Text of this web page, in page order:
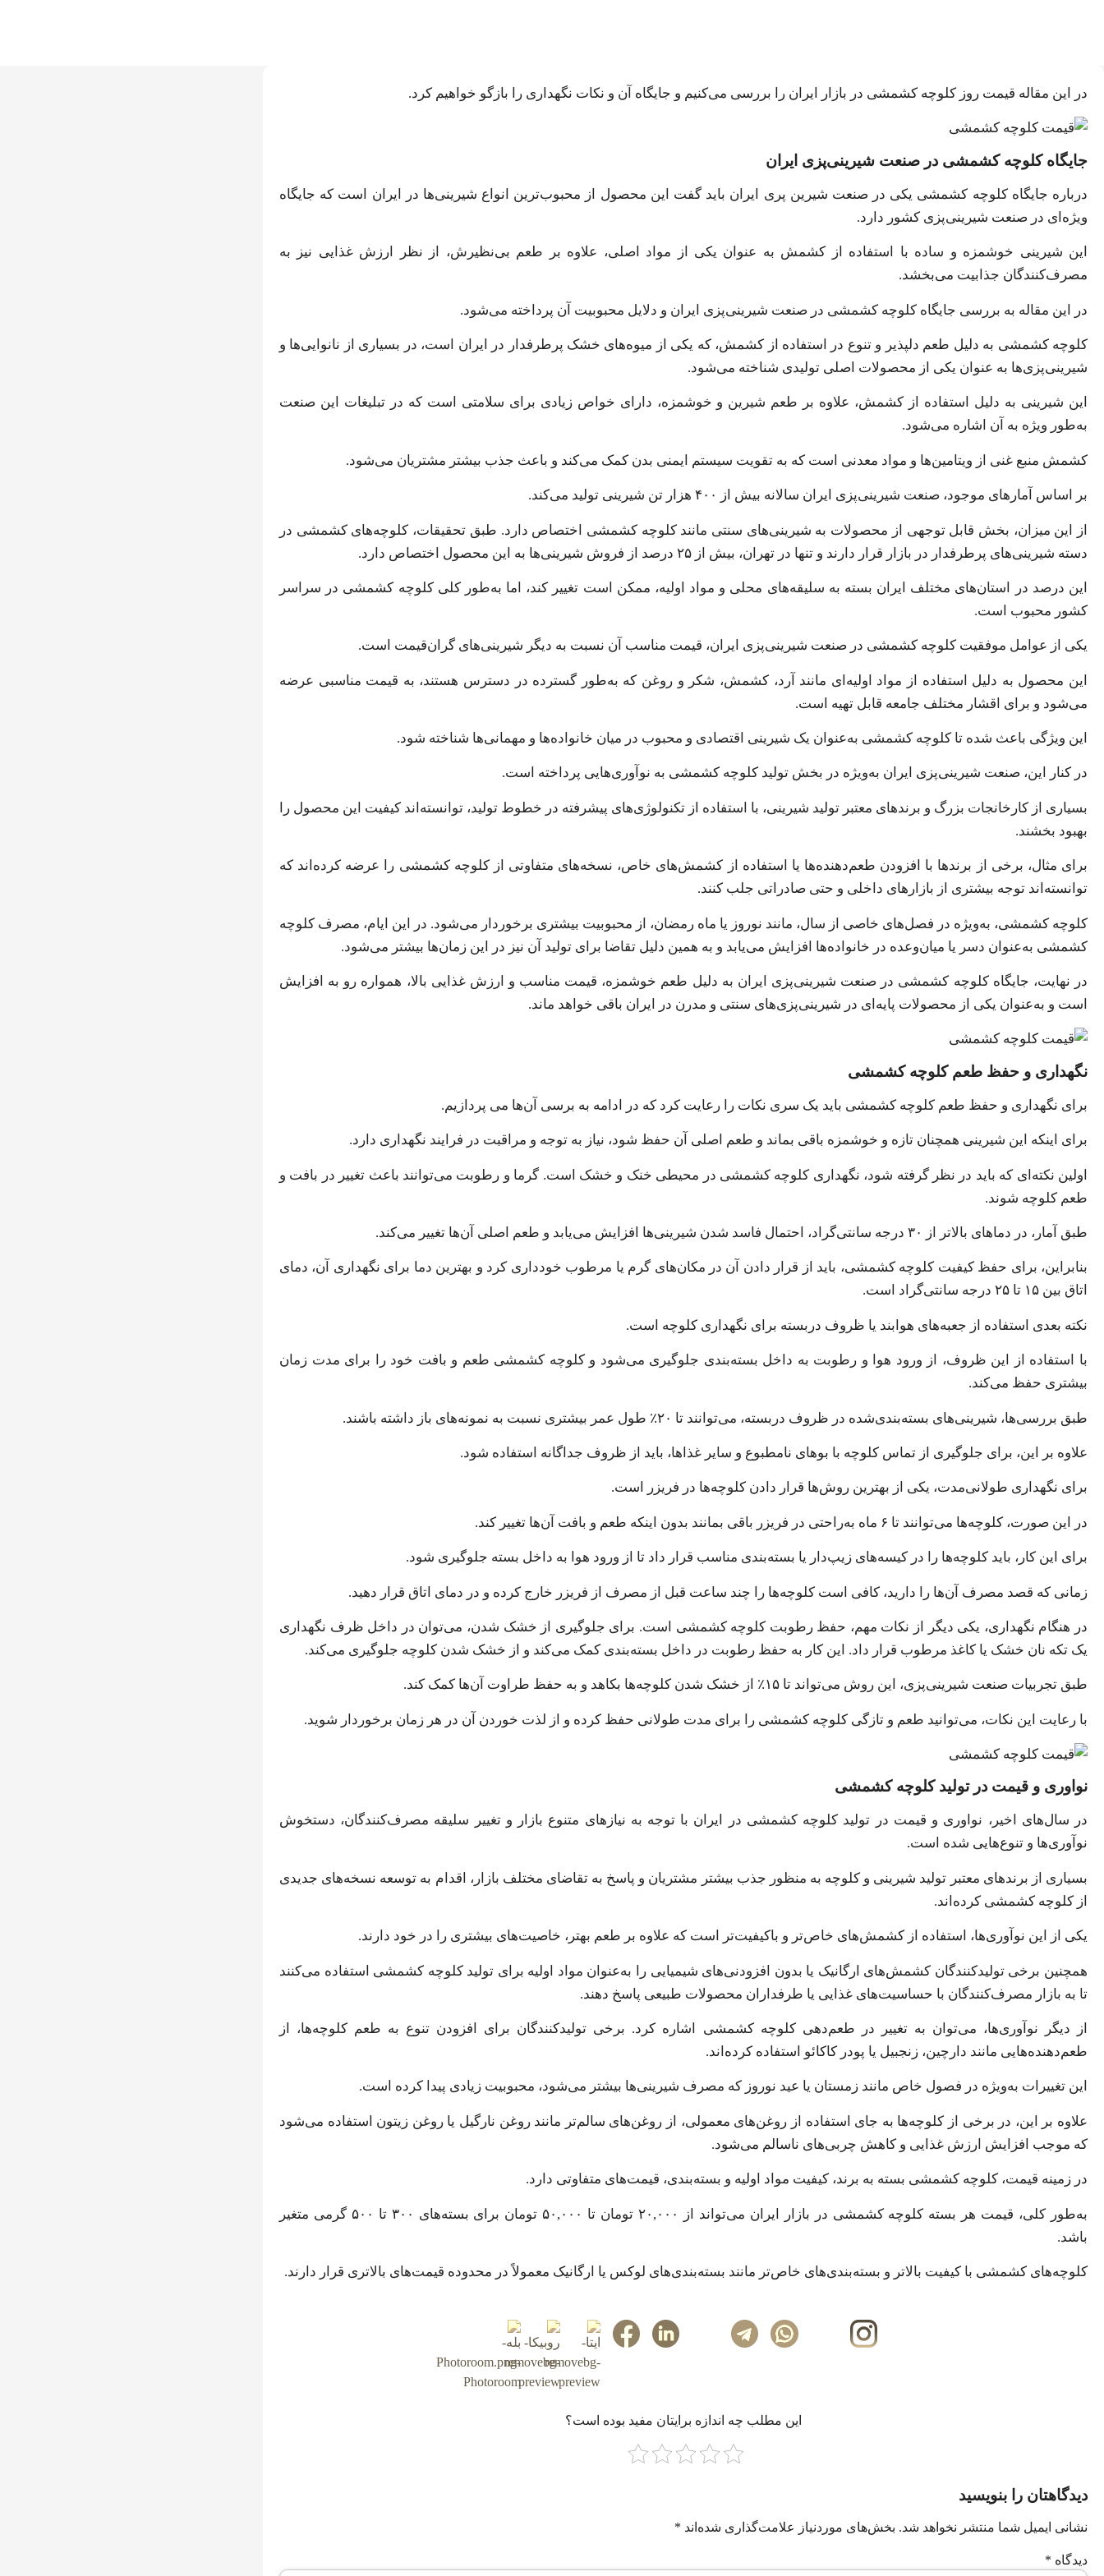
در این مقاله قیمت روز کلوچه کشمشی در بازار ایران را بررسی می‌کنیم و جایگاه آن و نکات نگهداری را بازگو خواهیم کرد.
جایگاه کلوچه کشمشی در صنعت شیرینی‌پزی ایران
درباره جایگاه کلوچه کشمشی یکی در صنعت شیرین پری ایران باید گفت این محصول از محبوب‌ترین انواع شیرینی‌ها در ایران است که جایگاه
ویژه‌ای در صنعت شیرینی‌پزی کشور دارد.
این شیرینی خوشمزه و ساده با استفاده از کشمش به عنوان یکی از مواد اصلی، علاوه بر طعم بی‌نظیرش، از نظر ارزش غذایی نیز به
مصرف‌کنندگان جذابیت می‌بخشد.
در این مقاله به بررسی جایگاه کلوچه کشمشی در صنعت شیرینی‌پزی ایران و دلایل محبوبیت آن پرداخته می‌شود.
کلوچه کشمشی به دلیل طعم دلپذیر و تنوع در استفاده از کشمش، که یکی از میوه‌های خشک پرطرفدار در ایران است، در بسیاری از نانوایی‌ها و
شیرینی‌پزی‌ها به عنوان یکی از محصولات اصلی تولیدی شناخته می‌شود.
این شیرینی به دلیل استفاده از کشمش، علاوه بر طعم شیرین و خوشمزه، دارای خواص زیادی برای سلامتی است که در تبلیغات این صنعت
به‌طور ویژه به آن اشاره می‌شود.
کشمش منبع غنی از ویتامین‌ها و مواد معدنی است که به تقویت سیستم ایمنی بدن کمک می‌کند و باعث جذب بیشتر مشتریان می‌شود.
بر اساس آمارهای موجود، صنعت شیرینی‌پزی ایران سالانه بیش از ۴۰۰ هزار تن شیرینی تولید می‌کند.
از این میزان، بخش قابل توجهی از محصولات به شیرینی‌های سنتی مانند کلوچه کشمشی اختصاص دارد. طبق تحقیقات، کلوچه‌های کشمشی در
دسته شیرینی‌های پرطرفدار در بازار قرار دارند و تنها در تهران، بیش از ۲۵ درصد از فروش شیرینی‌ها به این محصول اختصاص دارد.
این درصد در استان‌های مختلف ایران بسته به سلیقه‌های محلی و مواد اولیه، ممکن است تغییر کند، اما به‌طور کلی کلوچه کشمشی در سراسر
کشور محبوب است.
یکی از عوامل موفقیت کلوچه کشمشی در صنعت شیرینی‌پزی ایران، قیمت مناسب آن نسبت به دیگر شیرینی‌های گران‌قیمت است.
این محصول به دلیل استفاده از مواد اولیه‌ای مانند آرد، کشمش، شکر و روغن که به‌طور گسترده در دسترس هستند، به قیمت مناسبی عرضه
می‌شود و برای اقشار مختلف جامعه قابل تهیه است.
این ویژگی باعث شده تا کلوچه کشمشی به‌عنوان یک شیرینی اقتصادی و محبوب در میان خانواده‌ها و مهمانی‌ها شناخته شود.
در کنار این، صنعت شیرینی‌پزی ایران به‌ویژه در بخش تولید کلوچه کشمشی به نوآوری‌هایی پرداخته است.
بسیاری از کارخانجات بزرگ و برندهای معتبر تولید شیرینی، با استفاده از تکنولوژی‌های پیشرفته در خطوط تولید، توانسته‌اند کیفیت این محصول را
بهبود بخشند.
برای مثال، برخی از برندها با افزودن طعم‌دهنده‌ها یا استفاده از کشمش‌های خاص، نسخه‌های متفاوتی از کلوچه کشمشی را عرضه کرده‌اند که
توانسته‌اند توجه بیشتری از بازارهای داخلی و حتی صادراتی جلب کنند.
کلوچه کشمشی، به‌ویژه در فصل‌های خاصی از سال، مانند نوروز یا ماه رمضان، از محبوبیت بیشتری برخوردار می‌شود. در این ایام، مصرف کلوچه
کشمشی به‌عنوان دسر یا میان‌وعده در خانواده‌ها افزایش می‌یابد و به همین دلیل تقاضا برای تولید آن نیز در این زمان‌ها بیشتر می‌شود.
در نهایت، جایگاه کلوچه کشمشی در صنعت شیرینی‌پزی ایران به دلیل طعم خوشمزه، قیمت مناسب و ارزش غذایی بالا، همواره رو به افزایش
است و به‌عنوان یکی از محصولات پایه‌ای در شیرینی‌پزی‌های سنتی و مدرن در ایران باقی خواهد ماند.
نگهداری و حفظ طعم کلوچه کشمشی
برای نگهداری و حفظ طعم کلوچه کشمشی باید یک سری نکات را رعایت کرد که در ادامه به برسی آن‌ها می پردازیم.
برای اینکه این شیرینی همچنان تازه و خوشمزه باقی بماند و طعم اصلی آن حفظ شود، نیاز به توجه و مراقبت در فرایند نگهداری دارد.
اولین نکته‌ای که باید در نظر گرفته شود، نگهداری کلوچه کشمشی در محیطی خنک و خشک است. گرما و رطوبت می‌توانند باعث تغییر در بافت و
طعم کلوچه شوند.
طبق آمار، در دماهای بالاتر از ۳۰ درجه سانتی‌گراد، احتمال فاسد شدن شیرینی‌ها افزایش می‌یابد و طعم اصلی آن‌ها تغییر می‌کند.
بنابراین، برای حفظ کیفیت کلوچه کشمشی، باید از قرار دادن آن در مکان‌های گرم یا مرطوب خودداری کرد و بهترین دما برای نگهداری آن، دمای
اتاق بین ۱۵ تا ۲۵ درجه سانتی‌گراد است.
نکته بعدی استفاده از جعبه‌های هوابند یا ظروف دربسته برای نگهداری کلوچه است.
با استفاده از این ظروف، از ورود هوا و رطوبت به داخل بسته‌بندی جلوگیری می‌شود و کلوچه کشمشی طعم و بافت خود را برای مدت زمان
بیشتری حفظ می‌کند.
طبق بررسی‌ها، شیرینی‌های بسته‌بندی‌شده در ظروف دربسته، می‌توانند تا ۲۰٪ طول عمر بیشتری نسبت به نمونه‌های باز داشته باشند.
علاوه بر این، برای جلوگیری از تماس کلوچه با بوهای نامطبوع و سایر غذاها، باید از ظروف جداگانه استفاده شود.
برای نگهداری طولانی‌مدت، یکی از بهترین روش‌ها قرار دادن کلوچه‌ها در فریزر است.
در این صورت، کلوچه‌ها می‌توانند تا ۶ ماه به‌راحتی در فریزر باقی بمانند بدون اینکه طعم و بافت آن‌ها تغییر کند.
برای این کار، باید کلوچه‌ها را در کیسه‌های زیپ‌دار یا بسته‌بندی مناسب قرار داد تا از ورود هوا به داخل بسته جلوگیری شود.
زمانی که قصد مصرف آن‌ها را دارید، کافی است کلوچه‌ها را چند ساعت قبل از مصرف از فریزر خارج کرده و در دمای اتاق قرار دهید.
در هنگام نگهداری، یکی دیگر از نکات مهم، حفظ رطوبت کلوچه کشمشی است. برای جلوگیری از خشک شدن، می‌توان در داخل ظرف نگهداری
یک تکه نان خشک یا کاغذ مرطوب قرار داد. این کار به حفظ رطوبت در داخل بسته‌بندی کمک می‌کند و از خشک شدن کلوچه جلوگیری می‌کند.
طبق تجربیات صنعت شیرینی‌پزی، این روش می‌تواند تا ۱۵٪ از خشک شدن کلوچه‌ها بکاهد و به حفظ طراوت آن‌ها کمک کند.
با رعایت این نکات، می‌توانید طعم و تازگی کلوچه کشمشی را برای مدت طولانی حفظ کرده و از لذت خوردن آن در هر زمان برخوردار شوید.
نواوری و قیمت در تولید کلوچه کشمشی
در سال‌های اخیر، نواوری و قیمت در تولید کلوچه کشمشی در ایران با توجه به نیازهای متنوع بازار و تغییر سلیقه مصرف‌کنندگان، دستخوش
نوآوری‌ها و تنوع‌هایی شده است.
بسیاری از برندهای معتبر تولید شیرینی و کلوچه به منظور جذب بیشتر مشتریان و پاسخ به تقاضای مختلف بازار، اقدام به توسعه نسخه‌های جدیدی
از کلوچه کشمشی کرده‌اند.
یکی از این نوآوری‌ها، استفاده از کشمش‌های خاص‌تر و باکیفیت‌تر است که علاوه بر طعم بهتر، خاصیت‌های بیشتری را در خود دارند.
همچنین برخی تولیدکنندگان کشمش‌های ارگانیک یا بدون افزودنی‌های شیمیایی را به‌عنوان مواد اولیه برای تولید کلوچه کشمشی استفاده می‌کنند
تا به بازار مصرف‌کنندگان با حساسیت‌های غذایی یا طرفداران محصولات طبیعی پاسخ دهند.
از دیگر نوآوری‌ها، می‌توان به تغییر در طعم‌دهی کلوچه کشمشی اشاره کرد. برخی تولیدکنندگان برای افزودن تنوع به طعم کلوچه‌ها، از
طعم‌دهنده‌هایی مانند دارچین، زنجبیل یا پودر کاکائو استفاده کرده‌اند.
این تغییرات به‌ویژه در فصول خاص مانند زمستان یا عید نوروز که مصرف شیرینی‌ها بیشتر می‌شود، محبوبیت زیادی پیدا کرده است.
علاوه بر این، در برخی از کلوچه‌ها به جای استفاده از روغن‌های معمولی، از روغن‌های سالم‌تر مانند روغن نارگیل یا روغن زیتون استفاده می‌شود
که موجب افزایش ارزش غذایی و کاهش چربی‌های ناسالم می‌شود.
در زمینه قیمت، کلوچه کشمشی بسته به برند، کیفیت مواد اولیه و بسته‌بندی، قیمت‌های متفاوتی دارد.
به‌طور کلی، قیمت هر بسته کلوچه کشمشی در بازار ایران می‌تواند از ۲۰,۰۰۰ تومان تا ۵۰,۰۰۰ تومان برای بسته‌های ۳۰۰ تا ۵۰۰ گرمی متغیر
باشد.
کلوچه‌های کشمشی با کیفیت بالاتر و بسته‌بندی‌های خاص‌تر مانند بسته‌بندی‌های لوکس یا ارگانیک معمولاً در محدوده قیمت‌های بالاتری قرار دارند.
این مطلب چه‌ اندازه برایتان مفید بوده است؟
دیدگاهتان را بنویسید
نشانی ایمیل شما منتشر نخواهد شد. بخش‌های موردنیاز علامت‌گذاری شده‌اند *
دیدگاه *